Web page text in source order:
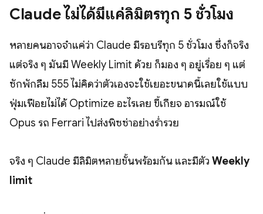
Claude ไม่ได้มีแค่ลิมิตรีทุก 5 ชั่วโมง
หลายคนอาจจำแค่ว่า Claude มีรอบรีทุก 5 ชั่วโมง ซึ่งก็จริง
แต่จริง ๆ มันมี Weekly Limit ด้วย ก็มอง ๆ อยู่เรื่อย ๆ แต่
ซักพักลืม 555 ไม่คิดว่าตัวเองจะใช้เยอะขนาดนี้เลยใช้แบบ
ฟุ่มเฟือยไม่ได้ Optimize อะไรเลย ขี้เกียจ อารมณ์ใช้
Opus รถ Ferrari ไปส่งพิซซ่าอย่างร่ำรวย
จริง ๆ Claude มีลิมิตหลายชั้นพร้อมกัน และมีตัว Weekly
limit